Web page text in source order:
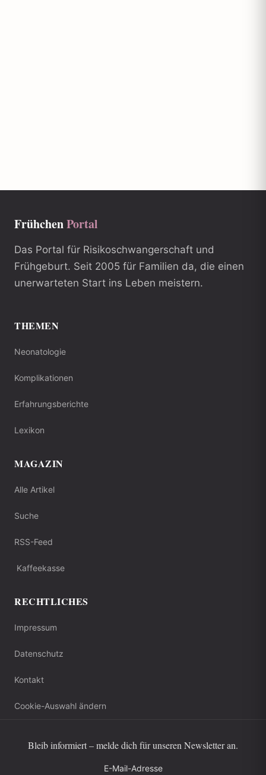
FrühchenPortal
Das Portal für Risikoschwangerschaft und
Frühgeburt. Seit 2005 für Familien da, die einen
unerwarteten Start ins Leben meistern.
THEMEN
Neonatologie
Komplikationen
Erfahrungsberichte
Lexikon
MAGAZIN
Alle Artikel
Suche
RSS-Feed
Kaffeekasse
RECHTLICHES
Impressum
Datenschutz
Kontakt
Cookie-Auswahl ändern
Bleib informiert – melde dich für unseren Newsletter an.
E-Mail-Adresse